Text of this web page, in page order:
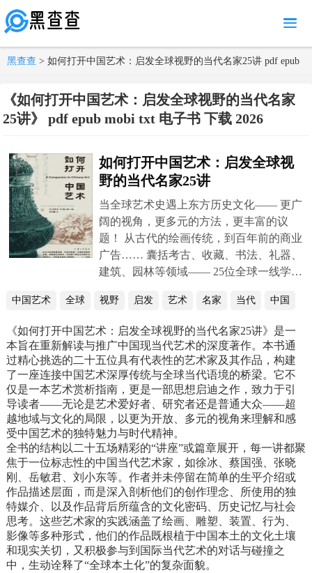
MENU
黑查查 > 如何打开中国艺术：启发全球视野的当代名家25讲 pdf epub
《如何打开中国艺术：启发全球视野的当代名家
25讲》 pdf epub mobi txt 电子书 下载 2026
如何打开中国艺术：启发全球视
野的当代名家25讲
当全球艺术史遇上东方历史文化—— 更广
阔的视角，更多元的方法，更丰富的议
题！ 从古代的绘画传统，到百年前的商业
广告…… 囊括考古、收藏、书法、礼器、
建筑、园林等领域—— 25位全球一线学者
是“布莱克维尔艺术史指南系列”中国卷，
由包华石、蒋人和主编，巫鸿、白谦慎、
杨晓能、伊沛霞、杰西卡·罗森、文以诚、
卜寿珊……在此书中各以一章篇幅，梳理
中国艺术不同面向的基本问题，以及有关
研究的最新思考。 活字印刷为何没有满足
中国的技术需求？荷兰印刷的黄金时代，
与文震亨《长物志》反映的艺术收藏市场
是否有所共鸣？欧洲“明暗法”传入后，中
国肖像画的形似与神似又如何转变？铜镜
的历史衰落与玻璃镜的时尚改易如何发生
交叉？ 尼采说：“从大洋深处眺望海岸，
你也许能第一次看到海岸的全貌；再度靠
近海岸时，你就强于那些从未离开过海岸
的人，你能更全面地了解海岸……”
中国艺术 全球 视野 启发 艺术 名家 当代 中国
《如何打开中国艺术：启发全球视野的当代名家25讲》是一
本旨在重新解读与推广中国现当代艺术的深度著作。本书通
过精心挑选的二十五位具有代表性的艺术家及其作品，构建
了一座连接中国艺术深厚传统与全球当代语境的桥梁。它不
仅是一本艺术赏析指南，更是一部思想启迪之作，致力于引
导读者——无论是艺术爱好者、研究者还是普通大众——超
越地域与文化的局限，以更为开放、多元的视角来理解和感
受中国艺术的独特魅力与时代精神。
全书的结构以二十五场精彩的“讲座”或篇章展开，每一讲都聚
焦于一位标志性的中国当代艺术家，如徐冰、蔡国强、张晓
刚、岳敏君、刘小东等。作者并未停留在简单的生平介绍或
作品描述层面，而是深入剖析他们的创作理念、所使用的独
特媒介、以及作品背后所蕴含的文化密码、历史记忆与社会
思考。这些艺术家的实践涵盖了绘画、雕塑、装置、行为、
影像等多种形式，他们的作品既根植于中国本土的文化土壤
和现实关切，又积极参与到国际当代艺术的对话与碰撞之
中，生动诠释了“全球本土化”的复杂面貌。